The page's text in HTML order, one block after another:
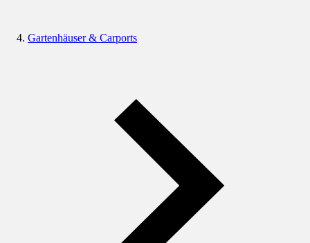
Gartenhäuser & Carports